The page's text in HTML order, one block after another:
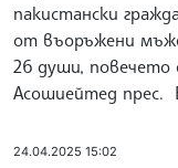
пакистански
от въоръжени
26 души,
Асошиейтед прес.
24.04.2025 15:02